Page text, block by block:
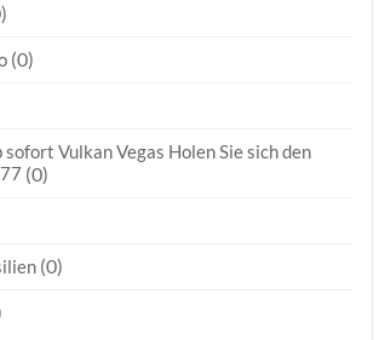
(0)
sofort Vulkan Vegas Holen Sie sich den
(0)
(0)